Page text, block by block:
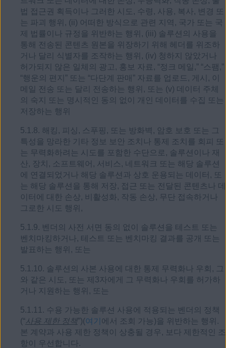
법 접근권 획득이나 그러한 시도, 수령, 사용, 복사, 변경 또
는 파괴 행위, (ii) 어떠한 방식으로 관련 지역, 국가 또는 국
제 법률이나 규정을 위반하는 행위, (iii) 솔루션의 사용을
통해 전송된 콘텐츠 원본을 위장하기 위해 헤더를 위조하
거나 달리 식별자를 조작하는 행위, (iv) 청하지 않았거나
허가되지 않은 일체의 광고, 홍보 자료, “정크 메일,” “스팸,”
“행운의 편지” 또는 “다단계 판매” 자료를 업로드, 게시, 이
메일 전송 또는 달리 전송하는 행위, 또는 (v) 데이터 주체
의 숙지 또는 명시적인 동의 없이 개인 데이터를 수집 또는
저장하는 행위
5.1.8. 해킹, 피싱, 스푸핑, 또는 방화벽, 암호 보호 또는 그
특성을 망라한 기타 정보 보안 조치나 통제 조치를 회피 또
는 무력화하려는 시도를 포함한 수단으로, 솔루션이나 재
산, 장치, 소프트웨어, 서비스, 네트워크 또는 해당 솔루션
에 연결되었거나 해당 솔루션과 상호 운용되는 데이터, 또
는 해당 솔루션을 통해 저장, 접근 또는 전달된 콘텐츠나 데
이터에 대한 손상, 비활성화, 작동 손상, 무단 접속하거나
그로한 시도 행위,
5.1.9. 벤더의 사전 서면 동의 없이 솔루션을 테스트 또는
벤치마킹하거나, 테스트 또는 벤치마킹 결과를 공개 또는
발표하는 행위, 또는
5.1.10. 솔루션의 사본 사용에 대한 통제 무력화나 우회, 그
와 같은 시도, 또는 제3자에게 그 무력화나 우회를 허가하
거나 지원하는 행위, 또는
5.1.11. 수용 가능한 솔루션 사용에 적용되는 벤더의 정책
(“사용 제한 정책”)(여기 에서 조회 가능)을 위반하는 행위.
본 계약과 사용 제한 정책이 상충될 경우, 보다 제한적인 조
항이 우선합니다.